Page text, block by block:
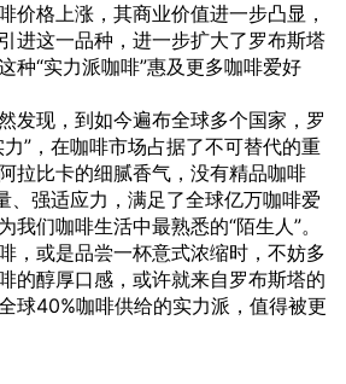
价格上涨，其商业价值进一步凸显，
进这一品种，进一步扩大了罗布斯塔
种“实力派咖啡”惠及更多咖啡爱好
发现，到如今遍布全球多个国家，罗
”，在咖啡市场占据了不可替代的重
拉比卡的细腻香气，没有精品咖啡
、强适应力，满足了全球亿万咖啡爱
我们咖啡生活中最熟悉的“陌生人”。
，或是品尝一杯意式浓缩时，不妨多
醇厚口感，或许就来自罗布斯塔的
球40%咖啡供给的实力派，值得被更